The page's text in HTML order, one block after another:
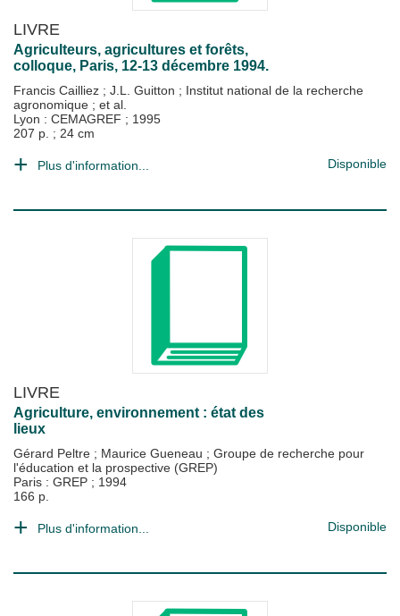
LIVRE
Agriculteurs, agricultures et forêts,
colloque, Paris, 12-13 décembre 1994.
Francis Cailliez ; J.L. Guitton ; Institut national de la recherche
agronomique ; et al.
Lyon : CEMAGREF ; 1995
207 p. ; 24 cm
Plus d'information... Disponible
LIVRE
Agriculture, environnement : état des
lieux
Gérard Peltre ; Maurice Gueneau ; Groupe de recherche pour
l'éducation et la prospective (GREP)
Paris : GREP ; 1994
166 p.
Plus d'information... Disponible